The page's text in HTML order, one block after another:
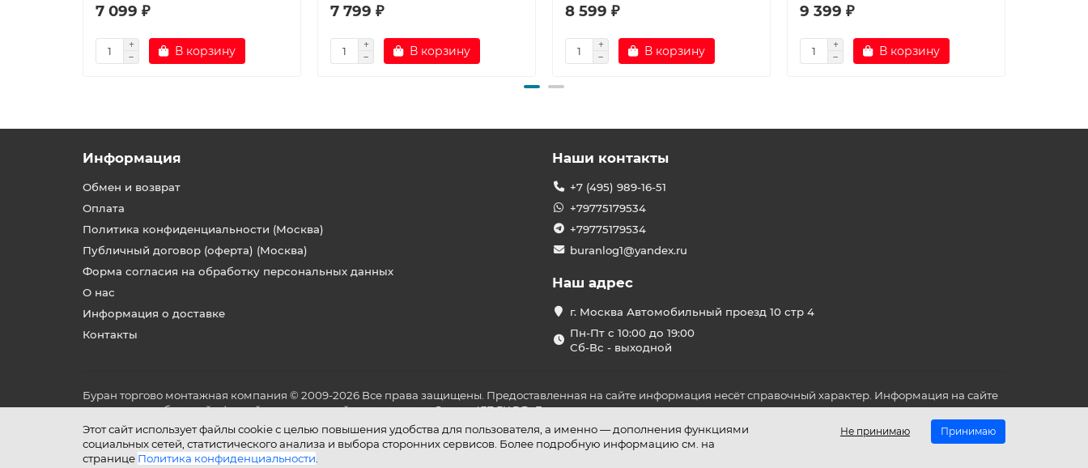
7 099 ₽
В корзину
7 799 ₽
В корзину
8 599 ₽
В корзину
9 399 ₽
В корзину
Этот сайт использует файлы cookie с целью повышения удобства для пользователя, а именно — дополнения функциями
социальных сетей, статистического анализа и выбора сторонних сервисов. Более подробную информацию см. на
странице Политика конфиденциальности
Не принимаю Принимаю
Информация
Обмен и возврат
Оплата
Политика конфиденциальности (Москва)
Публичный договор (оферта) (Москва)
Форма согласия на обработку персональных данных
О нас
Информация о доставке
Контакты
Наши контакты
+7 (495) 989-16-51
+79775179534
+79775179534
buranlog1@yandex.ru
Наш адрес
г. Москва Автомобильный проезд 10 стр 4
Пн-Пт с 10:00 до 19:00
Сб-Вс - выходной
Буран торгово монтажная компания © 2009-2026 Все права защищены. Предоставленная на сайте информация несёт справочный характер. Информация на сайте
не является публичной офертой, определяемой положениями Статьи 437 ГК РФ. До оплаты товара удостоверьтесь во всех для вас важных характеристиках в товаре
и условиях его эксплуатации.